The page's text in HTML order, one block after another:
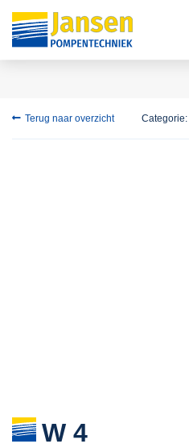
Terug naar overzicht Categorie:
W 4